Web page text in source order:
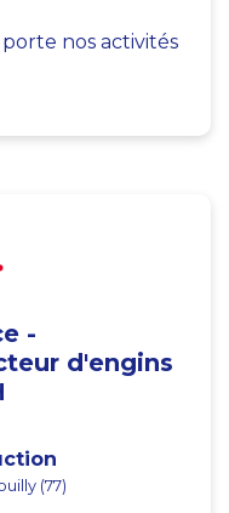
nos activités
-
d'engins
(77)